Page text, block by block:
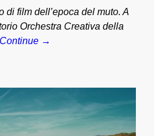
di film dell’epoca del muto. A
Orchestra Creativa della
Continue →